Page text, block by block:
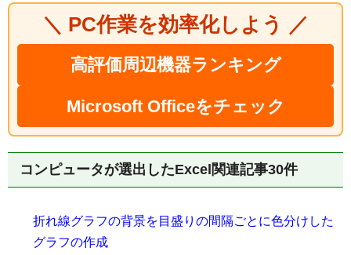
＼ PC作業を効率化しよう ／
高評価周辺機器ランキング
Microsoft Officeをチェック
コンピュータが選出したExcel関連記事30件
折れ線グラフの背景を目盛りの間隔ごとに色分けした
グラフの作成